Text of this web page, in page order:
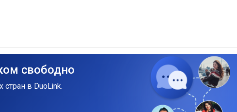
свободно
в DuoLink.